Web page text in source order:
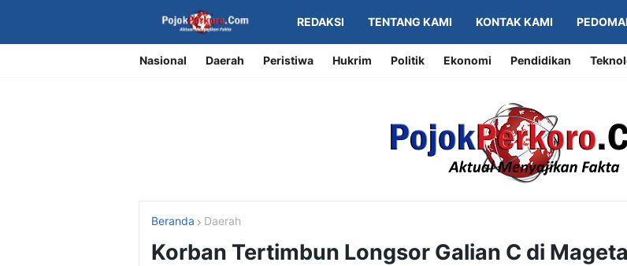
REDAKSI TENTANG KAMI KONTAK KAMI
Nasional Daerah Peristiwa Hukrim Politik Ekonomi Pendidikan
Beranda Daerah
Korban Tertimbun Longsor Galian C di